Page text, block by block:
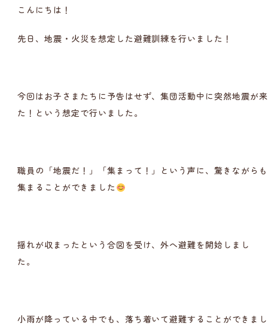
こんにちは！
先日、地震・火災を想定した避難訓練を行いました！
今回はお子さまたちに予告はせず、集団活動中に突然地震が来
た！という想定で行いました。
職員の「地震だ！」「集まって！」という声に、驚きながらも
集まることができました
揺れが収まったという合図を受け、外へ避難を開始しまし
た。
小雨が降っている中でも、落ち着いて避難することができまし